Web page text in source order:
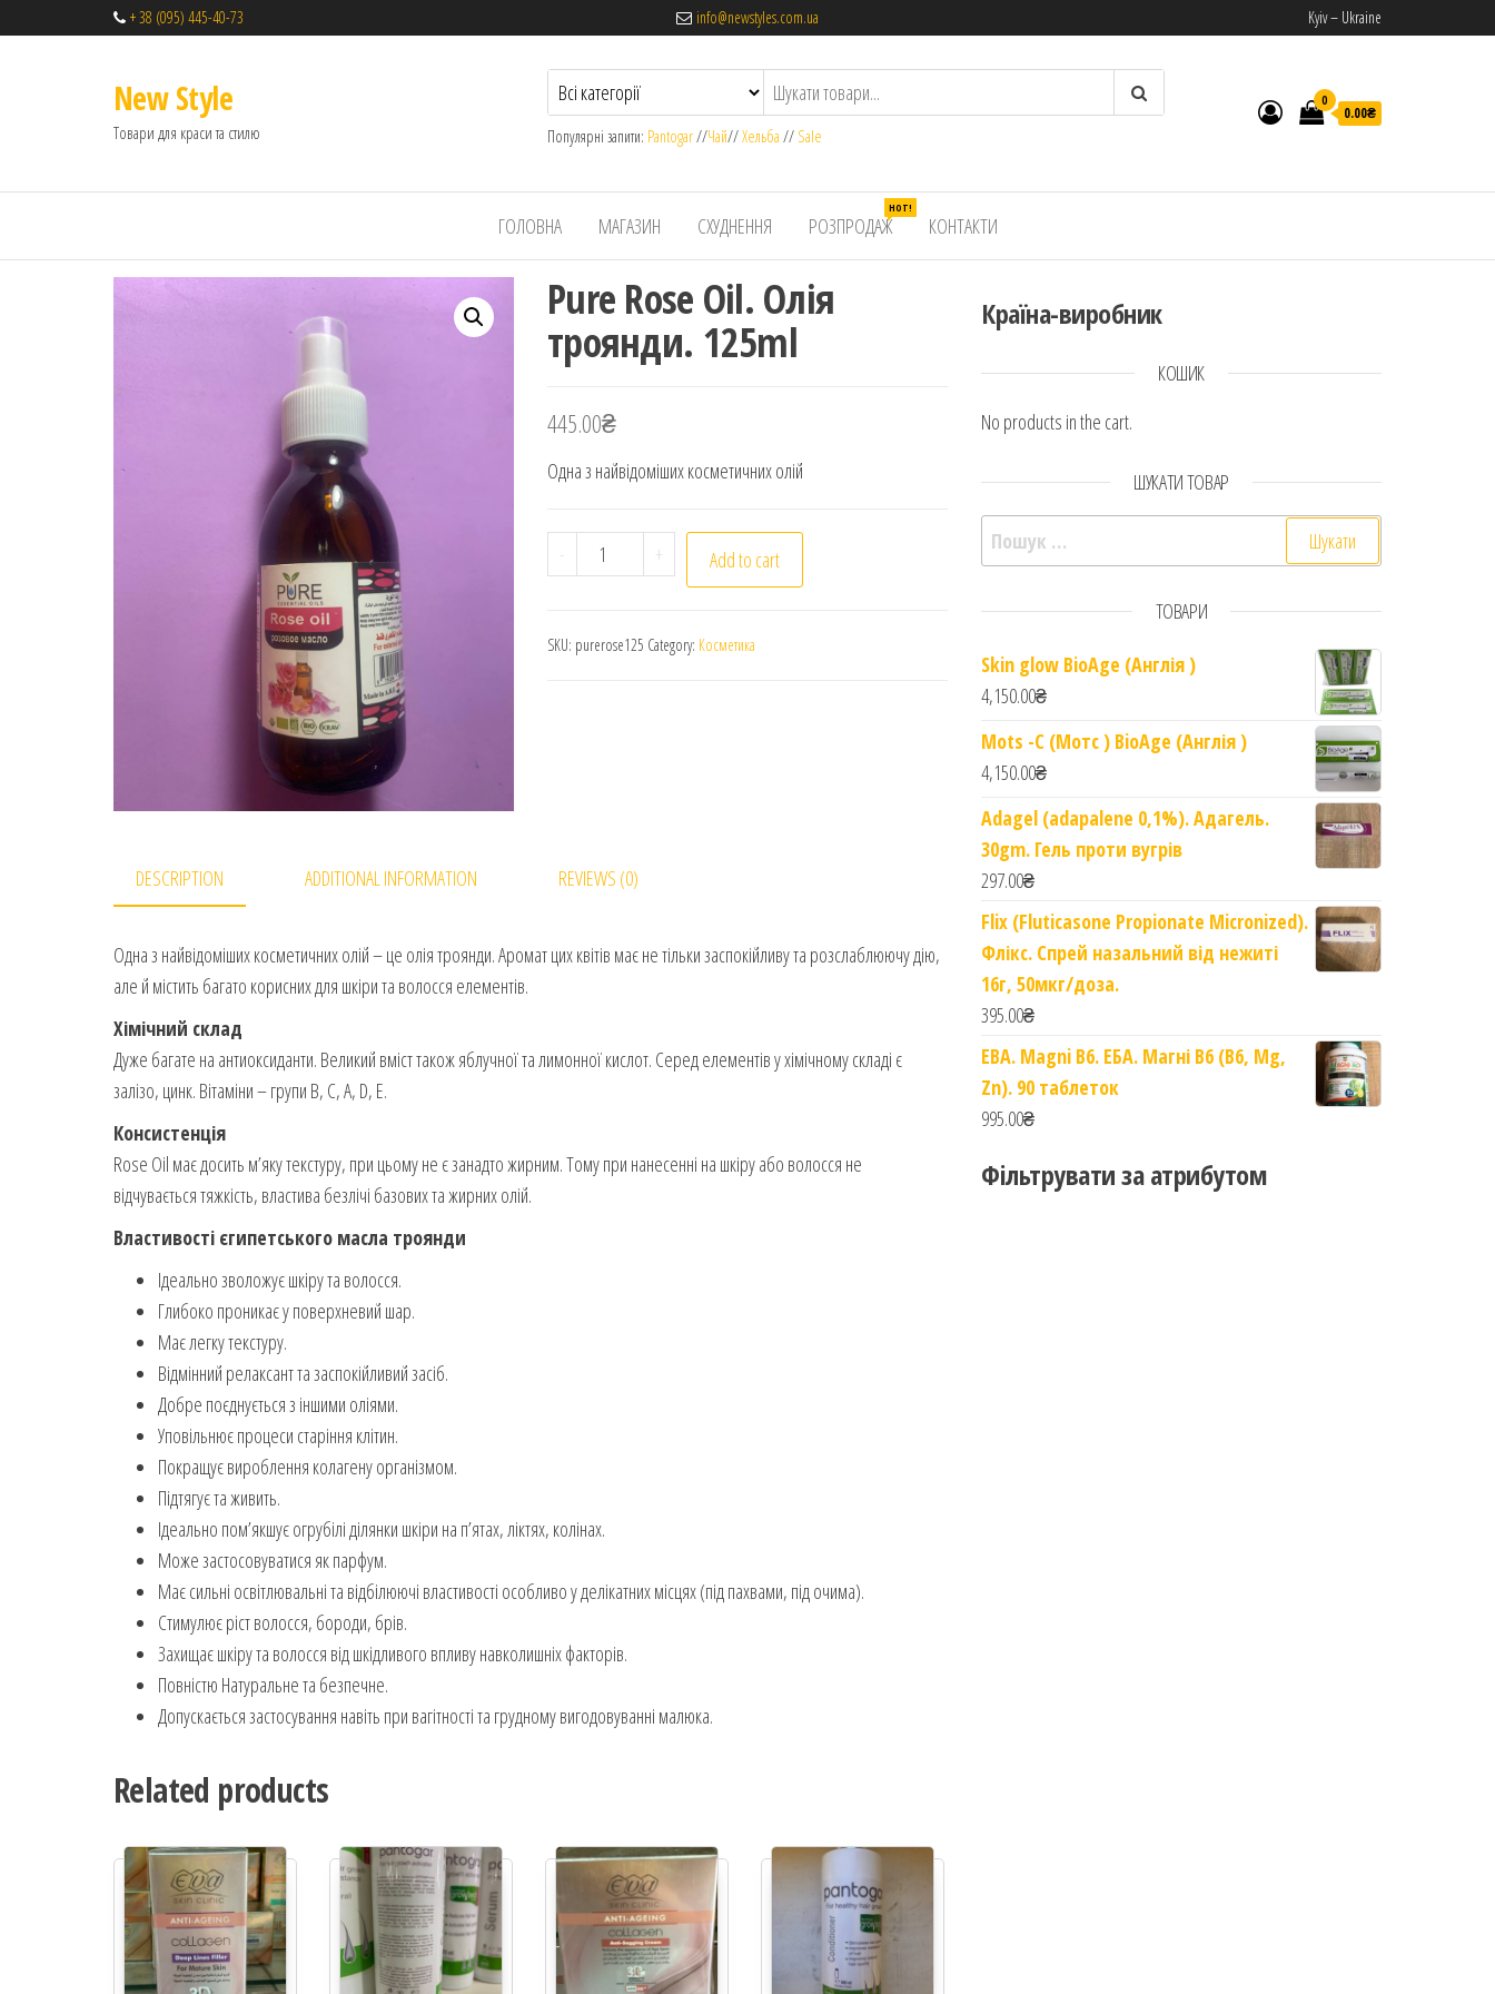
+ 38 (095) 445-40-73 info@newstyles.com.ua Kyiv – Ukraine
New Style
Товари для краси та стилю Популярні запити: Pantogar//Чай//Хельба // Sale
0
0.00₴
ГОЛОВНА МАГАЗИН СХУДНЕННЯ РОЗПРОДАЖ
HOT!
КОНТАКТИ
Pure Rose Oil. Олія
троянди. 125ml
445.00₴
Одна з найвідоміших косметичних олій
- Pure Rose Oil. Олія троянди. 125ml quantity
+ Add to cart
SKU: purerose125 Category: Косметика
DESCRIPTION ADDITIONAL INFORMATION REVIEWS (0)
Одна з найвідоміших косметичних олій – це олія троянди. Аромат цих квітів має не тільки заспокійливу та розслаблюючу дію,
але й містить багато корисних для шкіри та волосся елементів.
Хімічний склад
Дуже багате на антиоксиданти. Великий вміст також яблучної та лимонної кислот. Серед елементів у хімічному складі є
залізо, цинк. Вітаміни – групи B, C, A, D, E.
Консистенція
Rose Oil має досить м’яку текстуру, при цьому не є занадто жирним. Тому при нанесенні на шкіру або волосся не
відчувається тяжкість, властива безлічі базових та жирних олій.
Властивості єгипетського масла троянди
Ідеально зволожує шкіру та волосся.
Глибоко проникає у поверхневий шар.
Має легку текстуру.
Відмінний релаксант та заспокійливий засіб.
Добре поєднується з іншими оліями.
Уповільнює процеси старіння клітин.
Покращує вироблення колагену організмом.
Підтягує та живить.
Ідеально пом’якшує огрубілі ділянки шкіри на п’ятах, ліктях, колінах.
Може застосовуватися як парфум.
Має сильні освітлювальні та відбілюючі властивості особливо у делікатних місцях (під пахвами, під очима).
Стимулює ріст волосся, бороди, брів.
Захищає шкіру та волосся від шкідливого впливу навколишніх факторів.
Повністю Натуральне та безпечне.
Допускається застосування навіть при вагітності та грудному вигодовуванні малюка.
Related products
Країна-виробник
КОШИК
No products in the cart.
ШУКАТИ ТОВАР
Пошук:
ТОВАРИ
Skin glow BioAge (Англія )
4,150.00₴
Mots -C (Мотс ) BioAge (Англія )
4,150.00₴
Adagel (adapalene 0,1%). Адагель.
30gm. Гель проти вугрів
297.00₴
Flix (Fluticasone Propionate Micronized).
Флікс. Спрей назальний від нежиті
16г, 50мкг/доза.
395.00₴
EBA. Magni B6. ЕБА. Магні B6 (B6, Mg,
Zn). 90 таблеток
995.00₴
Фільтрувати за атрибутом